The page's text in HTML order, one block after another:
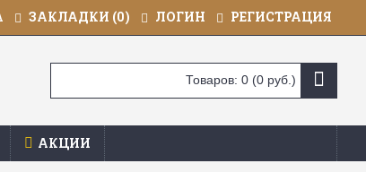
ЗАКЛАДКИ (0) ЛОГИН РЕГИСТРАЦИЯ
Товаров: 0 (0 руб.)
АКЦИИ